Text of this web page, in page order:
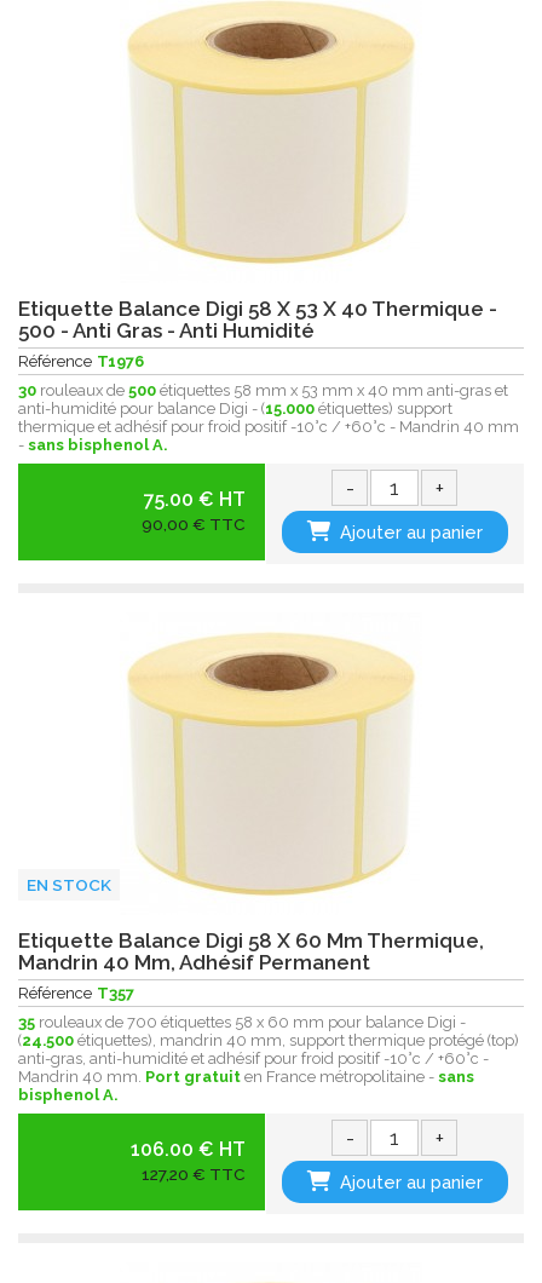
Etiquette Balance Digi 58 X 53 X 40 Thermique -
500 - Anti Gras - Anti Humidité
Référence T1976
30 rouleaux de 500 étiquettes 58 mm x 53 mm x 40 mm anti-gras et
anti-humidité pour balance Digi - (15.000 étiquettes) support
thermique et adhésif pour froid positif -10°c / +60°c - Mandrin 40 mm
- sans bisphenol A.
75.00 € HT
90,00 € TTC
- +
Ajouter au panier
EN STOCK
Etiquette Balance Digi 58 X 60 Mm Thermique,
Mandrin 40 Mm, Adhésif Permanent
Référence T357
35 rouleaux de 700 étiquettes 58 x 60 mm pour balance Digi -
(24.500 étiquettes), mandrin 40 mm, support thermique protégé (top)
anti-gras, anti-humidité et adhésif pour froid positif -10°c / +60°c -
Mandrin 40 mm. Port gratuit en France métropolitaine - sans
bisphenol A.
106.00 € HT
127,20 € TTC
- +
Ajouter au panier